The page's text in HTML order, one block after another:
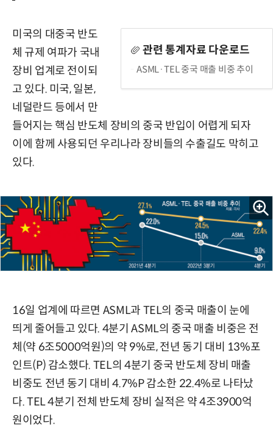
관련 통계자료 다운로드
ASML·TEL 중국 매출 비중 추이
미국의 대중국 반도
체 규제 여파가 국내
장비 업계로 전이되
고 있다. 미국, 일본,
네덜란드 등에서 만
들어지는 핵심 반도체 장비의 중국 반입이 어렵게 되자
이에 함께 사용되던 우리나라 장비들의 수출길도 막히고
있다.
16일 업계에 따르면 ASML과 TEL의 중국 매출이 눈에
띄게 줄어들고 있다. 4분기 ASML의 중국 매출 비중은 전
체(약 6조5000억원)의 약 9%로, 전년 동기 대비 13%포
인트(P) 감소했다. TEL의 4분기 중국 반도체 장비 매출
비중도 전년 동기 대비 4.7%P 감소한 22.4%로 나타났
다. TEL 4분기 전체 반도체 장비 실적은 약 4조3900억
원이었다.